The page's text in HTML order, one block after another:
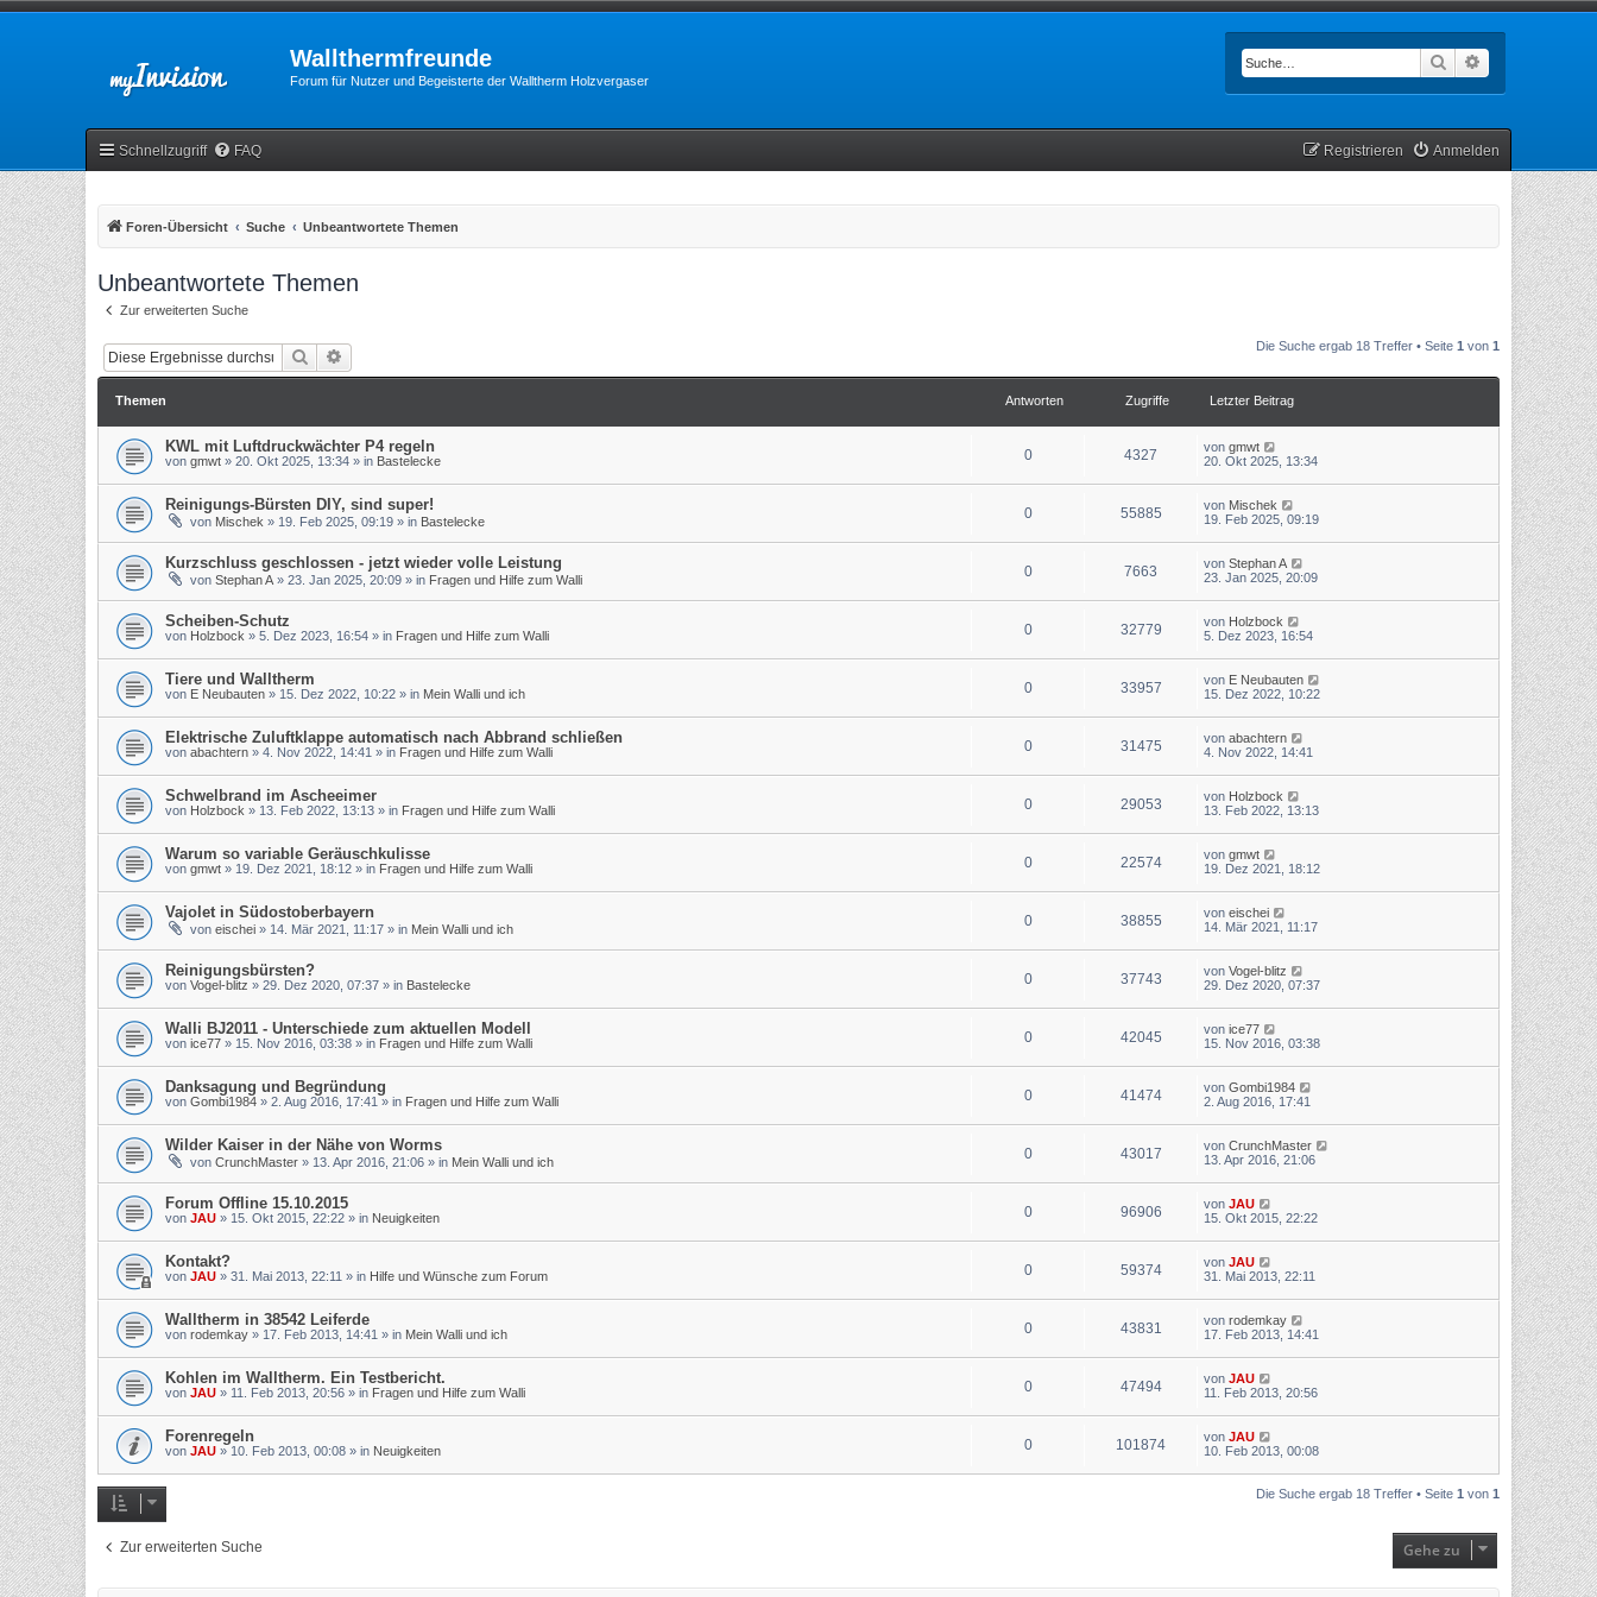
Wallthermfreunde
Forum für Nutzer und Begeisterte der Walltherm Holzvergaser
Suche
Schnellzugriff FAQ Anmelden
Registrieren
Foren-Übersicht Suche Unbeantwortete Themen
Unbeantwortete Themen
Zur erweiterten Suche
Suche Die Suche ergab 18 Treffer • Seite 1 von 1
Themen Antworten Zugriffe Letzter Beitrag
KWL mit Luftdruckwächter P4 regeln
von gmwt » 20. Okt 2025, 13:34 » in Bastelecke 0 4327 von gmwt
20. Okt 2025, 13:34
Reinigungs-Bürsten DIY, sind super!
von Mischek » 19. Feb 2025, 09:19 » in Bastelecke 0 55885 von Mischek
19. Feb 2025, 09:19
Kurzschluss geschlossen - jetzt wieder volle Leistung
von Stephan A » 23. Jan 2025, 20:09 » in Fragen und Hilfe zum Walli 0 7663 von Stephan A
23. Jan 2025, 20:09
Scheiben-Schutz
von Holzbock » 5. Dez 2023, 16:54 » in Fragen und Hilfe zum Walli 0 32779 von Holzbock
5. Dez 2023, 16:54
Tiere und Walltherm
von E Neubauten » 15. Dez 2022, 10:22 » in Mein Walli und ich 0 33957 von E Neubauten
15. Dez 2022, 10:22
Elektrische Zuluftklappe automatisch nach Abbrand schließen
von abachtern » 4. Nov 2022, 14:41 » in Fragen und Hilfe zum Walli 0 31475 von abachtern
4. Nov 2022, 14:41
Schwelbrand im Ascheeimer
von Holzbock » 13. Feb 2022, 13:13 » in Fragen und Hilfe zum Walli 0 29053 von Holzbock
13. Feb 2022, 13:13
Warum so variable Geräuschkulisse
von gmwt » 19. Dez 2021, 18:12 » in Fragen und Hilfe zum Walli 0 22574 von gmwt
19. Dez 2021, 18:12
Vajolet in Südostoberbayern
von eischei » 14. Mär 2021, 11:17 » in Mein Walli und ich 0 38855 von eischei
14. Mär 2021, 11:17
Reinigungsbürsten?
von Vogel-blitz » 29. Dez 2020, 07:37 » in Bastelecke 0 37743 von Vogel-blitz
29. Dez 2020, 07:37
Walli BJ2011 - Unterschiede zum aktuellen Modell
von ice77 » 15. Nov 2016, 03:38 » in Fragen und Hilfe zum Walli 0 42045 von ice77
15. Nov 2016, 03:38
Danksagung und Begründung
von Gombi1984 » 2. Aug 2016, 17:41 » in Fragen und Hilfe zum Walli 0 41474 von Gombi1984
2. Aug 2016, 17:41
Wilder Kaiser in der Nähe von Worms
von CrunchMaster » 13. Apr 2016, 21:06 » in Mein Walli und ich 0 43017 von CrunchMaster
13. Apr 2016, 21:06
Forum Offline 15.10.2015
von JAU » 15. Okt 2015, 22:22 » in Neuigkeiten 0 96906 von JAU
15. Okt 2015, 22:22
Kontakt?
von JAU » 31. Mai 2013, 22:11 » in Hilfe und Wünsche zum Forum 0 59374 von JAU
31. Mai 2013, 22:11
Walltherm in 38542 Leiferde
von rodemkay » 17. Feb 2013, 14:41 » in Mein Walli und ich 0 43831 von rodemkay
17. Feb 2013, 14:41
Kohlen im Walltherm. Ein Testbericht.
von JAU » 11. Feb 2013, 20:56 » in Fragen und Hilfe zum Walli 0 47494 von JAU
11. Feb 2013, 20:56
Forenregeln
von JAU » 10. Feb 2013, 00:08 » in Neuigkeiten 0 101874 von JAU
10. Feb 2013, 00:08
Die Suche ergab 18 Treffer • Seite 1 von 1
Zur erweiterten Suche Gehe zu